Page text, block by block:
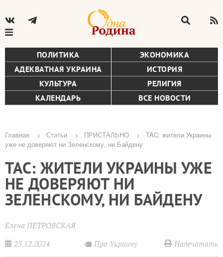
ПОЛИТИКА
ЭКОНОМИКА
АДЕКВАТНАЯ УКРАИНА
ИСТОРИЯ
КУЛЬТУРА
РЕЛИГИЯ
КАЛЕНДАРЬ
ВСЕ НОВОСТИ
Строка
навигации
Главная Статьи ПРИСТАЛЬНО
TAC: жители Украины
уже не доверяют ни Зеленскому, ни Байдену
TAC: ЖИТЕЛИ УКРАИНЫ УЖЕ
НЕ ДОВЕРЯЮТ НИ
ЗЕЛЕНСКОМУ, НИ БАЙДЕНУ
Елена ПЕТРОВСКАЯ
23.12.2024
Про Украину Напечатать